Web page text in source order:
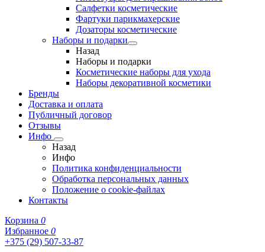
Салфетки косметические
Фартуки парикмахерские
Дозаторы косметические
Наборы и подарки
Назад
Наборы и подарки
Косметические наборы для ухода
Наборы декоративной косметики
Бренды
Доставка и оплата
Публичный договор
Отзывы
Инфо
Назад
Инфо
Политика конфиденциальности
Обработка персональных данных
Положение о cookie-файлах
Контакты
Корзина 0
Избранное 0
+375 (29) 507-33-87